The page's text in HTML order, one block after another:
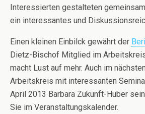
Interessierten gestalteten
ein interessantes und
Einen kleinen Einbilck gewährt der
Dietz-Bischof Mitglied im
macht Lust auf mehr. Auch im
Arbeitskreis mit interessanten
April 2013 Barbara Zukunft-Huber
Sie im Veranstaltungskalender.